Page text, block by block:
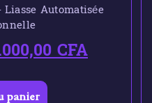
Liasse Automatisée
CFA
panier